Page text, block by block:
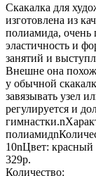
Скакалка для
изготовлена из
полиамида, очень
эластичность и
занятий и
Внешне она
у обычной
завязывать узел
регулируется и
10nЦвет: красный
329р.
Количество: